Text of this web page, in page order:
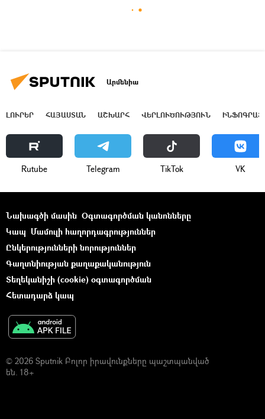
Արմենիա
ԼՈՒՐԵՐ ՀԱՅԱՍՏԱՆ ԱՇԽԱՐՀ ՎԵՐԼՈՒԾՈՒԹՅՈՒՆ
Rutube Telegram ТikТоk VK
Նախագծի մասին Օգտագործման կանոնները
Կապ Մամուլի հաղորդագրություններ
Ընկերությունների նորություններ
Գաղտնիության քաղաքականություն
Տեղեկանիշի (cookie) օգտագործման
Հետադարձ կապ
© 2026 Sputnik Բոլոր իրավունքները պաշտպանված
են. 18+